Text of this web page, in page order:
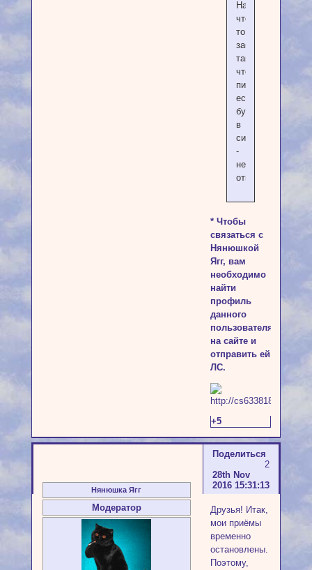
Наверняка
что-
то
забыла,
так
что
пишите,
если
буду
в
силах
-
не
откажу.
* Чтобы
связаться с
Нянюшкой
Ягг, вам
необходимо
найти
профиль
данного
пользователя
на сайте и
отправить ей
ЛС.
+5
Поделиться
2
28th Nov
2016 15:31:13
Нянюшка Ягг
Модератор
Друзья! Итак,
мои приёмы
временно
остановлены.
Поэтому,